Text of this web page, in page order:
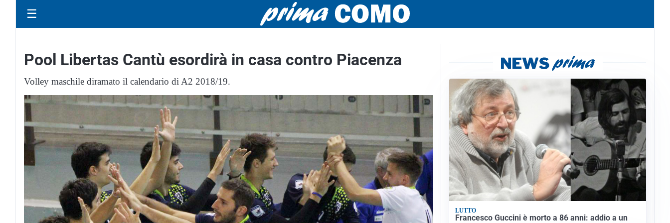
☰
Pool Libertas Cantù esordirà in casa contro Piacenza
Volley maschile diramato il calendario di A2 2018/19.
LUTTO
Francesco Guccini è morto a 86 anni: addio a un